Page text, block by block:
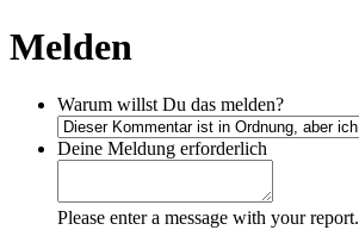
Melden
Warum willst Du das melden?
Deine Meldung erforderlich
Please enter a message with your report.